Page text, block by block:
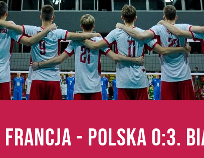
- POLSKA 0:3.